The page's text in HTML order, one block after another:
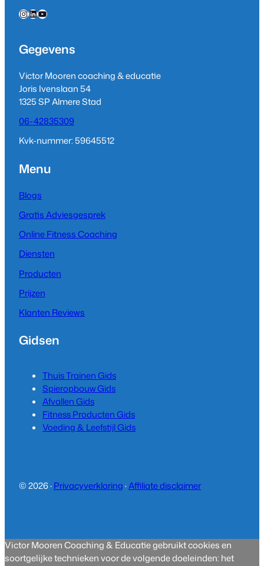
InstagramLinkedIn YouTube
Gegevens
Victor Mooren coaching & educatie
Joris Ivenslaan 54
1325 SP Almere Stad
06-42835309
Kvk-nummer: 59645512
Menu
Blogs
Gratis Adviesgesprek
Online Fitness Coaching
Diensten
Producten
Prijzen
Klanten Reviews
Gidsen
Thuis Trainen Gids
Spieropbouw Gids
Afvallen Gids
Fitness Producten Gids
Voeding & Leefstijl Gids
© 2026 ·Privacyverklaring·Affiliate disclaimer
Victor Mooren Coaching & Educatie gebruikt cookies en
soortgelijke technieken voor de volgende doeleinden: het